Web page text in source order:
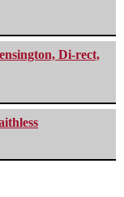
Di-rect,